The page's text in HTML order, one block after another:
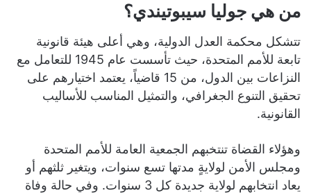
من هي جوليا سيبوتيندي؟
تتشكل محكمة العدل الدولية، وهي أعلى هيئة قانونية
تابعة للأمم المتحدة، حيث تأسست عام 1945 للتعامل مع
النزاعات بين الدول، من 15 قاضياً، يعتمد اختيارهم على
تحقيق التنوع الجغرافي، والتمثيل المناسب للأساليب
القانونية.
وهؤلاء القضاة تنتخبهم الجمعية العامة للأمم المتحدة
ومجلس الأمن لولايةٍ مدتها تسع سنوات، ويتغير ثلثهم أو
يعاد انتخابهم لولاية جديدة كل 3 سنوات. وفي حالة وفاة